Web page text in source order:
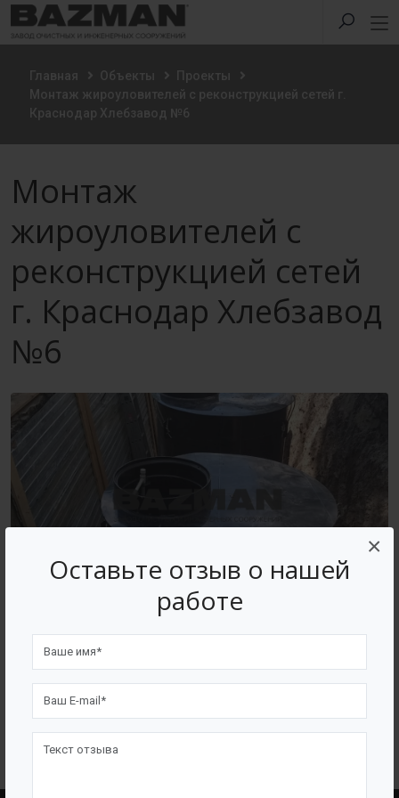
Оставьте отзыв о нашей
работе
×
Главная Объекты
Проекты
Монтаж жироуловителей с реконструкцией сетей г.
Краснодар Хлебзавод №6
Монтаж
жироуловителей с
реконструкцией сетей
г. Краснодар Хлебзавод
№6